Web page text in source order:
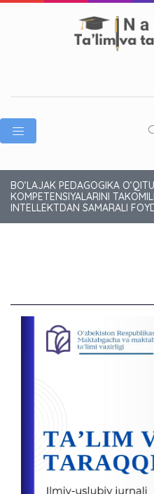
BO‘LAJAK PEDAGOGIKA
KOMPETENSIYALARINI
INTELLEKTDAN SAMARALI